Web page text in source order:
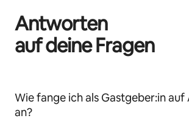
Antworten
auf deine Fragen
Wie fange ich als Gastgeber:in auf
an?